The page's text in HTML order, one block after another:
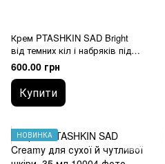
Крем PTASHKIN SAD Bright
від темних кіл і набряків під
очима, 15 мл
600.00 грн
Купити
НОВИНКА